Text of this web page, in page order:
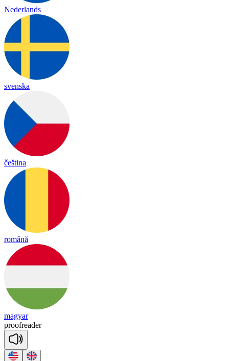
Nederlands
svenska
čeština
română
magyar
proofreader